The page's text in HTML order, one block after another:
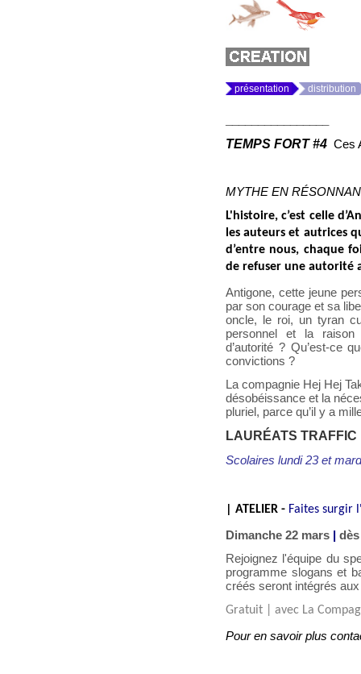
présentation distribution
TEMPS FORT #4 Ces
MYTHE EN
L'histoire, c’est celle
les auteurs et autrices
d’entre nous, chaque
de refuser une autorité
Antigone, cette jeune
par son courage et sa
oncle, le roi, un tyran
personnel et la raison
d’autorité ? Qu’est-ce
convictions ?
La compagnie Hej Hej
désobéissance et la
pluriel, parce qu’il y a
LAURÉATS TRAFFIC
Scolaires lundi 23 et
| ATELIER - Faites surgir
Dimanche 22 mars |
Rejoignez l'équipe du
programme slogans et
créés seront intégrés
Gratuit | avec La
Pour en savoir plus